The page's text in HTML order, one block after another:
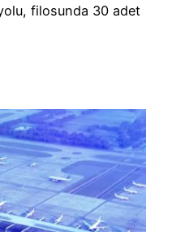
filosunda 30 adet